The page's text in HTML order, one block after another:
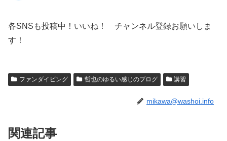
各SNSも投稿中！いいね！ チャンネル登録お願いしま
す！
ファンダイビング 哲也のゆるい感じのブログ 講習
mikawa@washoi.info
関連記事